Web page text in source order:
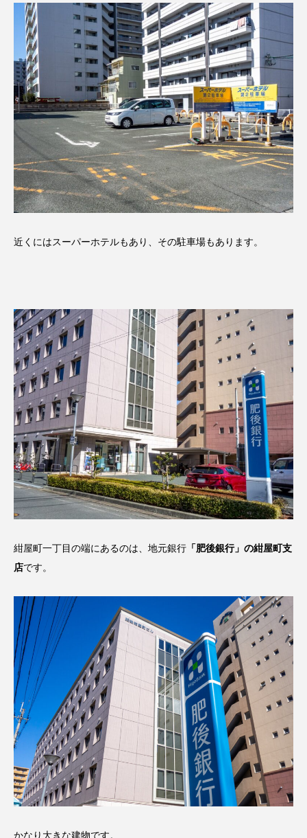
近くにはスーパーホテルもあり、その駐車場もあります。
紺屋町一丁目の端にあるのは、地元銀行 「肥後銀行」の紺屋町支
店です。
かなり大きな建物です。